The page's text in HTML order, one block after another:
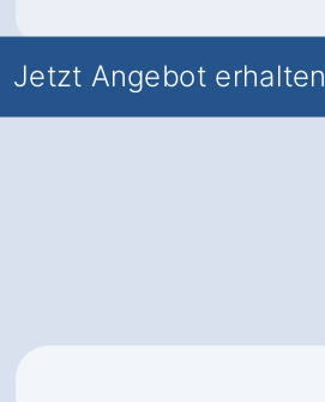
Jetzt Angebot erhalten